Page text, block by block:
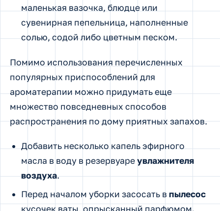
маленькая вазочка, блюдце или
сувенирная пепельница, наполненные
солью, содой либо цветным песком.
Помимо использования перечисленных
популярных приспособлений для
ароматерапии можно придумать еще
множество повседневных способов
распространения по дому приятных запахов.
Добавить несколько капель эфирного
масла в воду в резервуареувлажнителя
воздуха.
Перед началом уборки засосать в пылесос